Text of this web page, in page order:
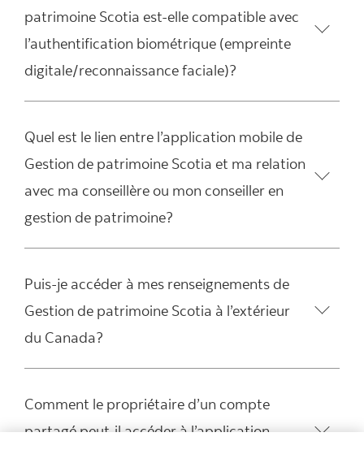
patrimoine Scotia est-elle compatible avec
l’authentification biométrique (empreinte
digitale/reconnaissance faciale)?
Quel est le lien entre l’application mobile de
Gestion de patrimoine Scotia et ma relation
avec ma conseillère ou mon conseiller en
gestion de patrimoine?
Puis-je accéder à mes renseignements de
Gestion de patrimoine Scotia à l’extérieur
du Canada?
Comment le propriétaire d’un compte
partagé peut-il accéder à l’application